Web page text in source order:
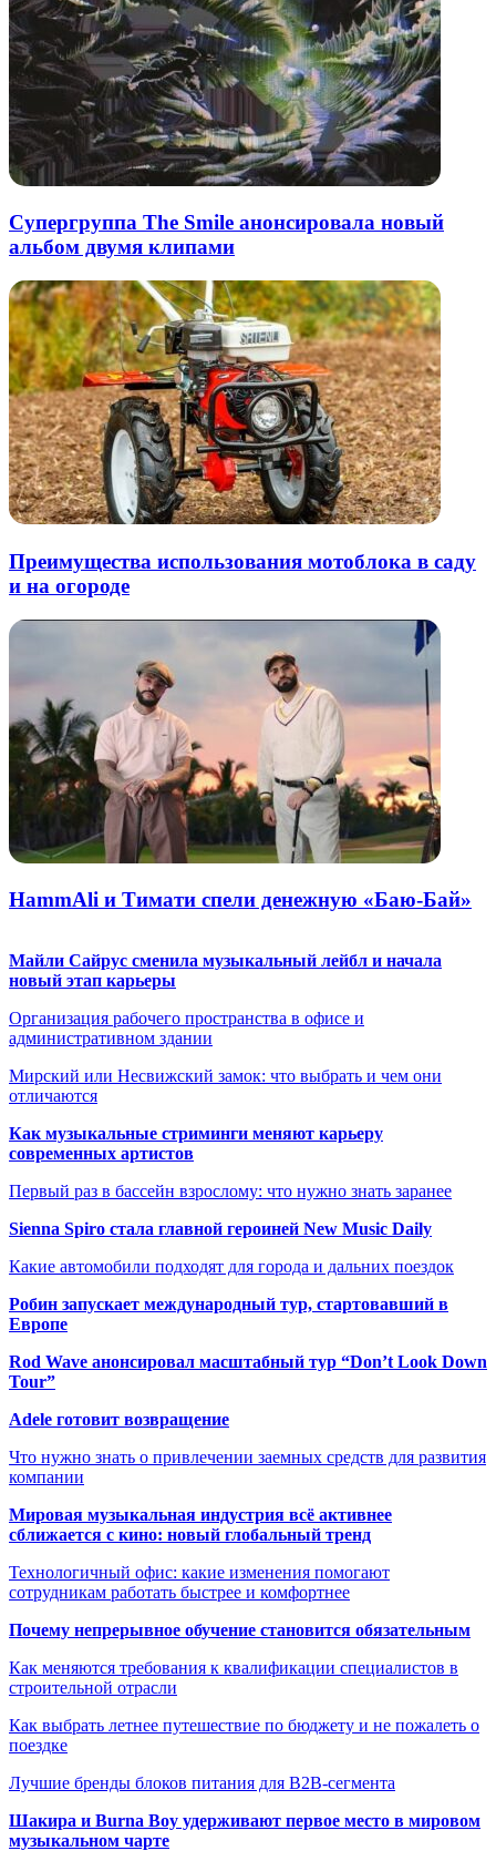
Супергруппа The Smile анонсировала новый
альбом двумя клипами
Преимущества использования мотоблока в саду
и на огороде
HammAli и Тимати спели денежную «Баю-Бай»
Майли Сайрус сменила музыкальный лейбл и начала
новый этап карьеры
Организация рабочего пространства в офисе и
административном здании
Мирский или Несвижский замок: что выбрать и чем они
отличаются
Как музыкальные стриминги меняют карьеру
современных артистов
Первый раз в бассейн взрослому: что нужно знать заранее
Sienna Spiro стала главной героиней New Music Daily
Какие автомобили подходят для города и дальних поездок
Робин запускает международный тур, стартовавший в
Европе
Rod Wave анонсировал масштабный тур “Don’t Look Down
Tour”
Adele готовит возвращение
Что нужно знать о привлечении заемных средств для развития
компании
Мировая музыкальная индустрия всё активнее
сближается с кино: новый глобальный тренд
Технологичный офис: какие изменения помогают
сотрудникам работать быстрее и комфортнее
Почему непрерывное обучение становится обязательным
Как меняются требования к квалификации специалистов в
строительной отрасли
Как выбрать летнее путешествие по бюджету и не пожалеть о
поездке
Лучшие бренды блоков питания для B2B-сегмента
Шакира и Burna Boy удерживают первое место в мировом
музыкальном чарте